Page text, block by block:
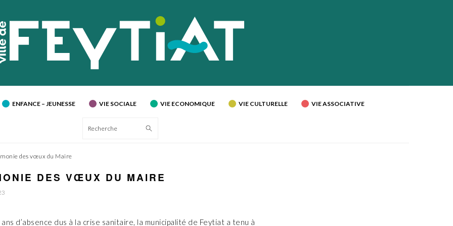
ENFANCE – JEUNESSE VIE SOCIALE VIE ECONOMIQUE VIE CULTURELLE VIE ASSOCIATIVE
Recherche
des vœux du Maire
DES VŒUX DU MAIRE
d’absence dus à la crise sanitaire, la municipalité de Feytiat a tenu à